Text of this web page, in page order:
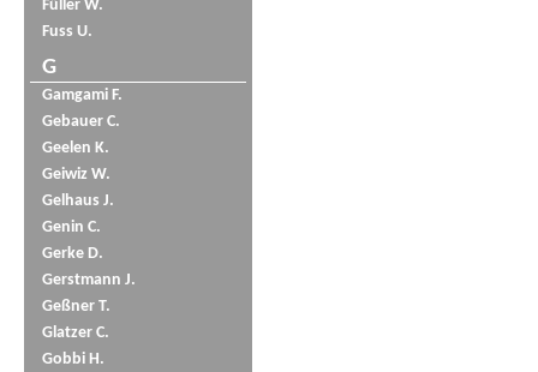
Füller W.
Fuss U.
G
Gamgami F.
Gebauer C.
Geelen K.
Geiwiz W.
Gelhaus J.
Genin C.
Gerke D.
Gerstmann J.
Geßner T.
Glatzer C.
Gobbi H.